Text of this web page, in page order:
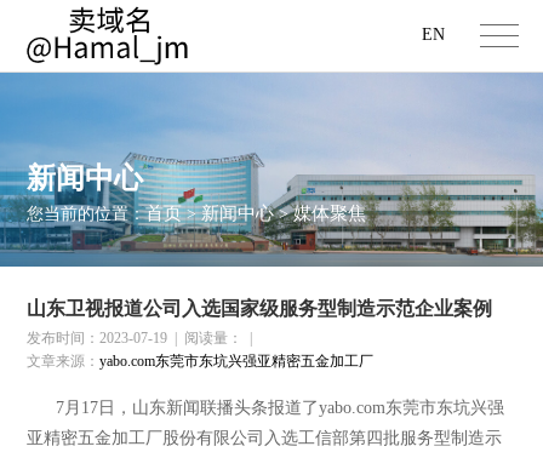
EN
新闻中心
您当前的位置：首页>新闻中心>媒体聚焦
山东卫视报道公司入选国家级服务型制造示范企业案例
发布时间：2023-07-19 阅读量：
文章来源：yabo.com东莞市东坑兴强亚精密五金加工厂
7月 17 日， 山东新闻联播头条报道了yabo.com东莞市东坑兴强
亚精密五金加工厂股份有限公司入选工信部第四批服务型制造示